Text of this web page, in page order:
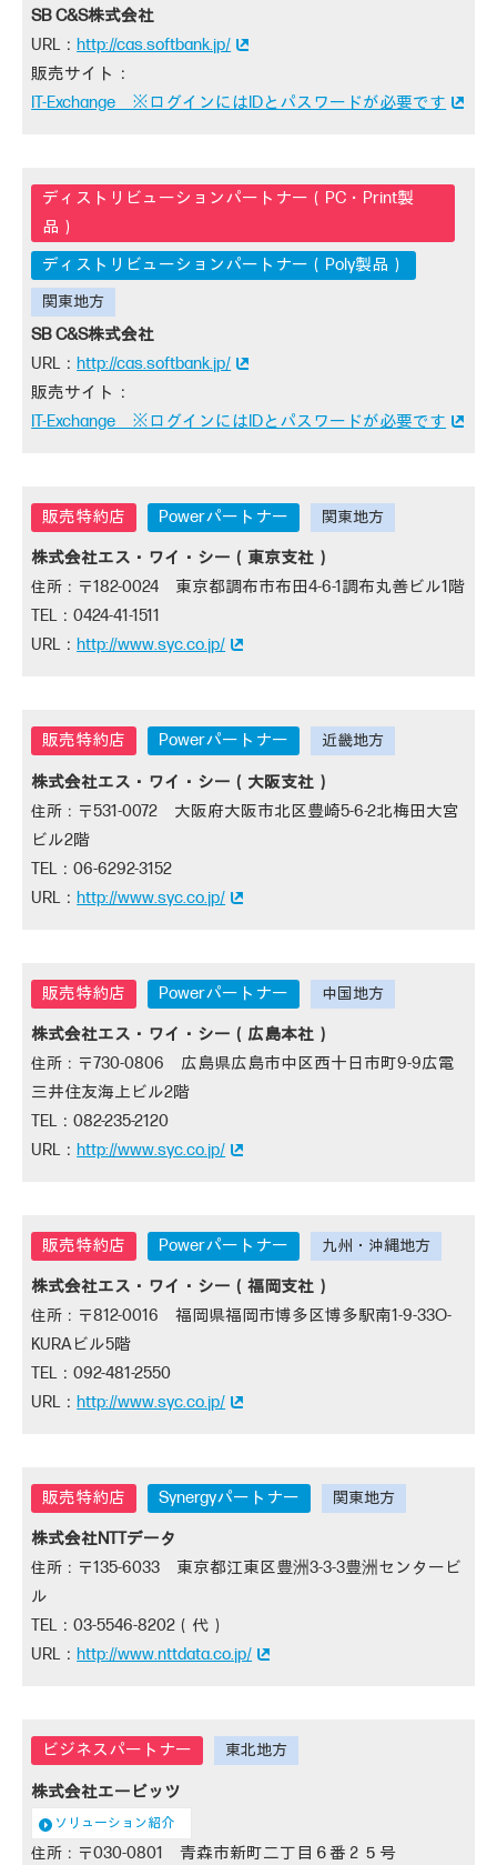
SB C&S株式会社
http://cas.softbank.jp/
IT-Exchange ※ログインにはIDとパスワードが必要です
ディストリビューションパートナー（Poly製品）
SB C&S株式会社
http://cas.softbank.jp/
IT-Exchange ※ログインにはIDとパスワードが必要です
Powerパートナー
株式会社エス・ワイ・シー（東京支社）
182-0024 東京都調布市布田4-6-1調布丸善ビル1階
0424-41-1511
http://www.syc.co.jp/
Powerパートナー
株式会社エス・ワイ・シー（大阪支社）
531-0072 大阪府大阪市北区豊崎5-6-2北梅田大宮
ビル2階
06-6292-3152
http://www.syc.co.jp/
Powerパートナー
株式会社エス・ワイ・シー（広島本社）
730-0806 広島県広島市中区西十日市町9-9広電
三井住友海上ビル2階
082-235-2120
http://www.syc.co.jp/
Powerパートナー
株式会社エス・ワイ・シー（福岡支社）
812-0016 福岡県福岡市博多区博多駅南1-9-33O-
KURAビル5階
092-481-2550
http://www.syc.co.jp/
Synergyパートナー
株式会社NTTデータ
135-6033 東京都江東区豊洲3-3-3豊洲センタービ
ル
03-5546-8202（代）
http://www.nttdata.co.jp/
株式会社エービッツ
ソリューション紹介
030-0801 青森市新町二丁目６番２５号